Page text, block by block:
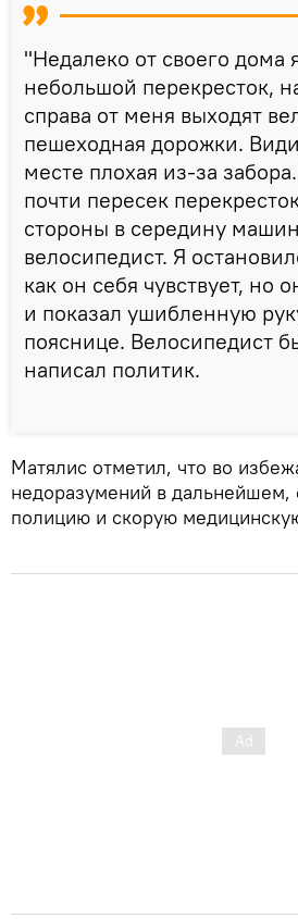
"Недалеко от своего дома
небольшой перекресток,
справа от меня выходят
пешеходная дорожки.
месте плохая из-за
почти пересек
стороны в середину
велосипедист. Я
как он себя чувствует, но
и показал ушибленную
пояснице. Велосипедист
написал политик.
Матялис отметил, что во
недоразумений в дальнейшем,
полицию и скорую